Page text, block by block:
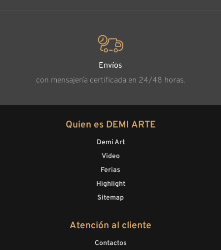
Envíos
con mensajería certificada en 24/48 horas.
Quien es DEMI ARTE
Demi Art
Video
Ferias
Highlight
Sitemap
Atención al cliente
Contactos